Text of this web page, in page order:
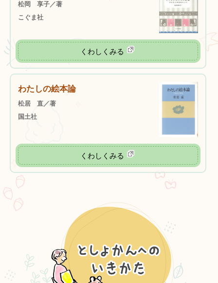
松岡 享子／著
こぐま社
くわしくみる
わたしの絵本論
松居 直／著
国土社
くわしくみる